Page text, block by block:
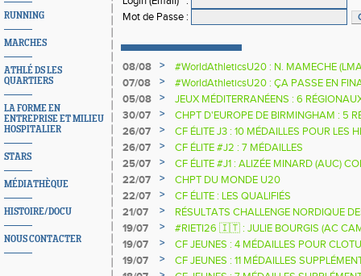
RUNNING
MARCHES
ATHLÉ DS LES
QUARTIERS
LA FORME EN
ENTREPRISE ET MILIEU
HOSPITALIER
STARS
MÉDIATHÈQUE
HISTOIRE/DOCU
NOUS CONTACTER
Mot de Passe :
08/08 >
#WorldAthleticsU20 : N. MAMECHE
07/08
>
#WorldAthleticsU20 : ÇA PASSE EN
SAUTEURS
05/08 >
JEUX MÉDITERRANÉENS : 6
30/07
>
CHPT D'EUROPE DE BIRMINGHAM : 5
26/07
>
CF ÉLITE J3 : 10 MÉDAILLES POUR LES
26/07
>
CF ÉLITE #J2 : 7 MÉDAILLES
25/07
>
CF ÉLITE #J1 : ALIZÉE MINARD (AUC)
NATIONALE
22/07 >
CHPT DU MONDE U20
22/07
>
CF ÉLITE : LES QUALIFIÉS
21/07
>
RÉSULTATS CHALLENGE NORDIQUE
2025 2026
19/07 >
#RIETI26 🇮🇹 : JULIE BOURGIS (AC
D'EUROPE U18 DE LA PERCHE
19/07 >
CF JEUNES : 4 MÉDAILLES POUR
19/07
>
CF JEUNES : 11 MÉDAILLES